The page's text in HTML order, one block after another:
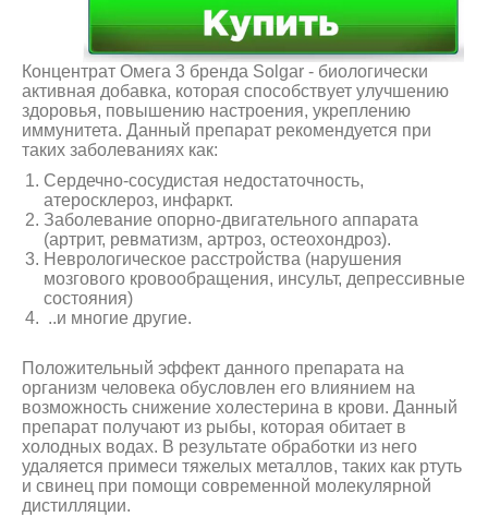
Концентрат Омега 3 бренда Solgar - биологически
активная добавка, которая способствует улучшению
здоровья, повышению настроения, укреплению
иммунитета. Данный препарат рекомендуется при
таких заболеваниях как:
Сердечно-сосудистая недостаточность,
атеросклероз, инфаркт.
Заболевание опорно-двигательного аппарата
(артрит, ревматизм, артроз, остеохондроз).
Неврологическое расстройства (нарушения
мозгового кровообращения, инсульт, депрессивные
состояния)
..и многие другие.
Положительный эффект данного препарата на
организм человека обусловлен его влиянием на
возможность снижение холестерина в крови. Данный
препарат получают из рыбы, которая обитает в
холодных водах. В результате обработки из него
удаляется примеси тяжелых металлов, таких как ртуть
и свинец при помощи современной молекулярной
дистилляции.